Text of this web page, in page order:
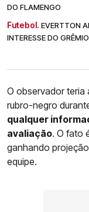
DO FLAMENGO
Futebol. EVERTTON
INTERESSE DO GRÊMIO
O observador teria
rubro-negro
qualquer
avaliação. O fato
ganhando
equipe.